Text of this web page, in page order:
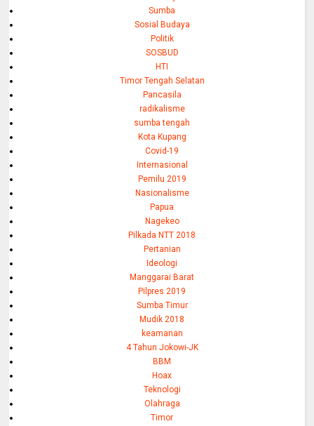
Sumba
Sosial Budaya
Politik
SOSBUD
HTI
Timor Tengah Selatan
Pancasila
radikalisme
sumba tengah
Kota Kupang
Covid-19
Internasional
Pemilu 2019
Nasionalisme
Papua
Nagekeo
Pilkada NTT 2018
Pertanian
Ideologi
Manggarai Barat
Pilpres 2019
Sumba Timur
Mudik 2018
keamanan
4 Tahun Jokowi-JK
BBM
Hoax
Teknologi
Olahraga
Timor